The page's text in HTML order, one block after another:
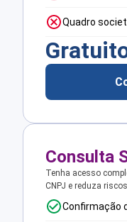
Quadro
Consulta
Tenha acesso
CNPJ e reduza
Confirmação